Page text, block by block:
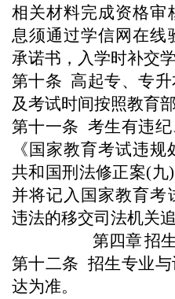
相关材料完成资格审
息须通过学信网在线
承诺书，入学时补交
第十条 高起专、专
及考试时间按照教育
第十一条 考生有违
《国家教育考试违
共和国刑法修正案(九)
并将记入国家教育考
违法的移交司法机关
第四章招
第十二条 招生专业
达为准。